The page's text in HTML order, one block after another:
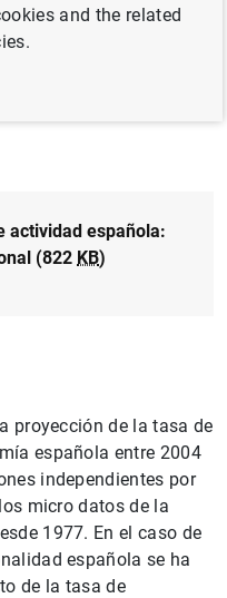
actividad española:
(822 KB)
proyección de la tasa de
española entre 2004
independientes por
micro datos de la
1977. En el caso de
española se ha
de la tasa de
and the related